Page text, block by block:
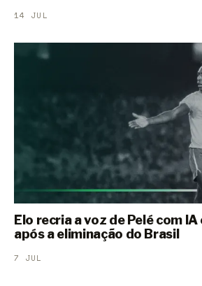
14 JUL
Elo recria a voz de Pelé com
após a eliminação do Brasil
7 JUL